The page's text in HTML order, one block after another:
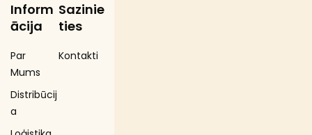
Inform
ācija
Par
Mums
Distribūcij
a
Sazinie
ties
Kontakti